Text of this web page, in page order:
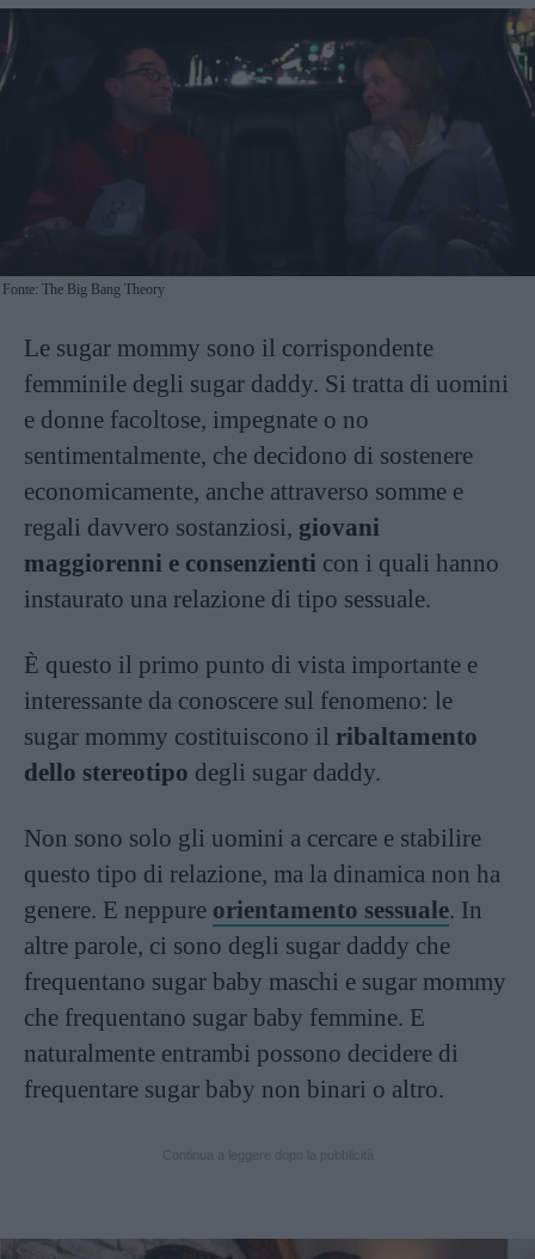
Fonte: The Big Bang Theory
Le sugar mommy sono il corrispondente
femminile degli sugar daddy. Si tratta di uomini
e donne facoltose, impegnate o no
sentimentalmente, che decidono di sostenere
economicamente, anche attraverso somme e
regali davvero sostanziosi, giovani
maggiorenni e consenzienti con i quali hanno
instaurato una relazione di tipo sessuale.
È questo il primo punto di vista importante e
interessante da conoscere sul fenomeno: le
sugar mommy costituiscono il ribaltamento
dello stereotipo degli sugar daddy.
Non sono solo gli uomini a cercare e stabilire
questo tipo di relazione, ma la dinamica non ha
genere. E neppure orientamento sessuale. In
altre parole, ci sono degli sugar daddy che
frequentano sugar baby maschi e sugar mommy
che frequentano sugar baby femmine. E
naturalmente entrambi possono decidere di
frequentare sugar baby non binari o altro.